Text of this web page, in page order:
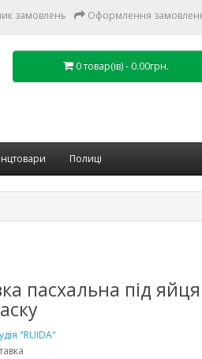
замовлень Оформлення
0 товар(ів) - 0.00грн.
Полиці
пасхальна під яйця
"RUIDA"